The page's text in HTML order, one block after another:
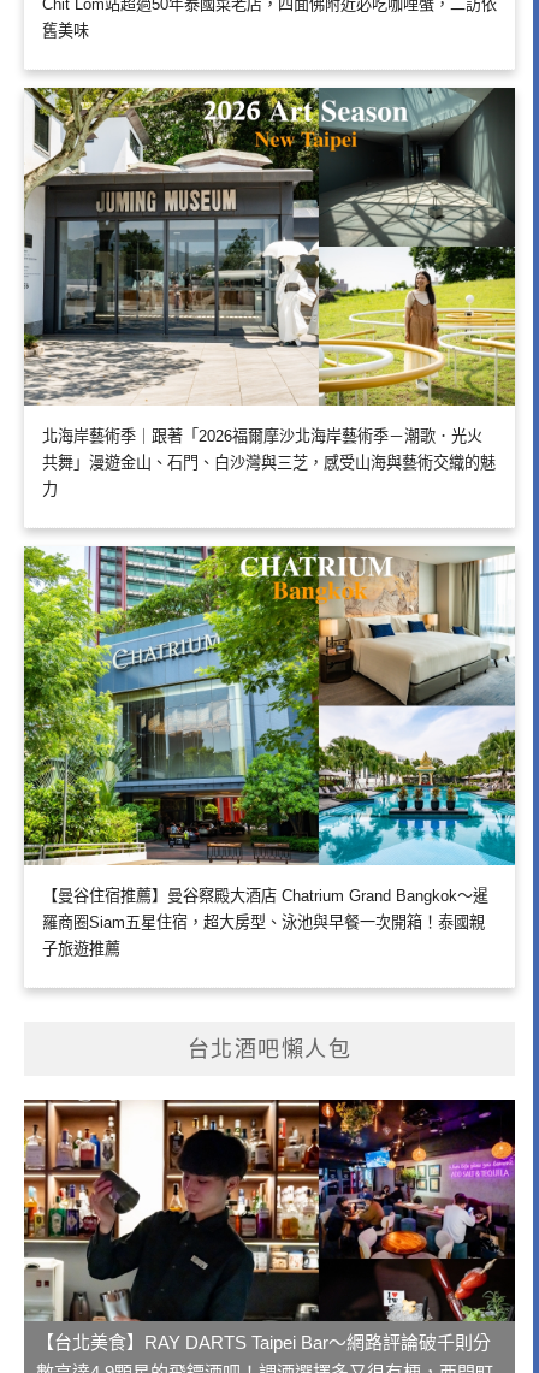
Chit Lom站超過50年泰國菜老店，四面佛附近必吃咖哩蟹，二訪依
舊美味
北海岸藝術季｜跟著「2026福爾摩沙北海岸藝術季－潮歌．光火
共舞」漫遊金山、石門、白沙灣與三芝，感受山海與藝術交織的魅
力
【曼谷住宿推薦】曼谷察殿大酒店 Chatrium Grand Bangkok～暹
羅商圈Siam五星住宿，超大房型、泳池與早餐一次開箱！泰國親
子旅遊推薦
台北酒吧懶人包
【台北美食】RAY DARTS Taipei Bar～網路評論破千則分